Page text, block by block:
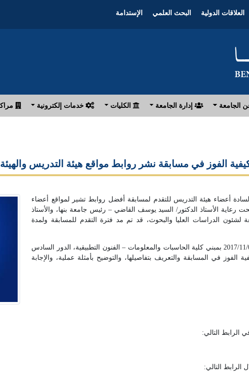
العلاقات الدولية البحث العلمي الإستدامة
الجامعة إدارة الجامعة الكليات خدمات إلكترونية
أعضاء هيئة التدريس للتقدم لمسابقة أفضل روابط تشير لمواقع أعضاء
ومعاونيهم دورة أكتوبر ٢٠١٧، وتحت رعاية الأستاذ الدكتور/ السيد يوسف القاضي – رئيس جامعة بنها، والأستاذ
لشئون الدراسات العليا والبحوث، قد تم مد فترة التقدم للمسابقة ولمدة
وسيتم عقد ورش عمل يوم الأربعاء الموافق 2017/11/08 بمبني كلية الحاسبات والمعلومات – الفنون التطبيقية، الدور السادس
الفوز في المسابقة والتعريف بتفاصيلها، والتوضيح بأمثلة عملية، والإجابة
الرابط التالي:
الرابط التالي: